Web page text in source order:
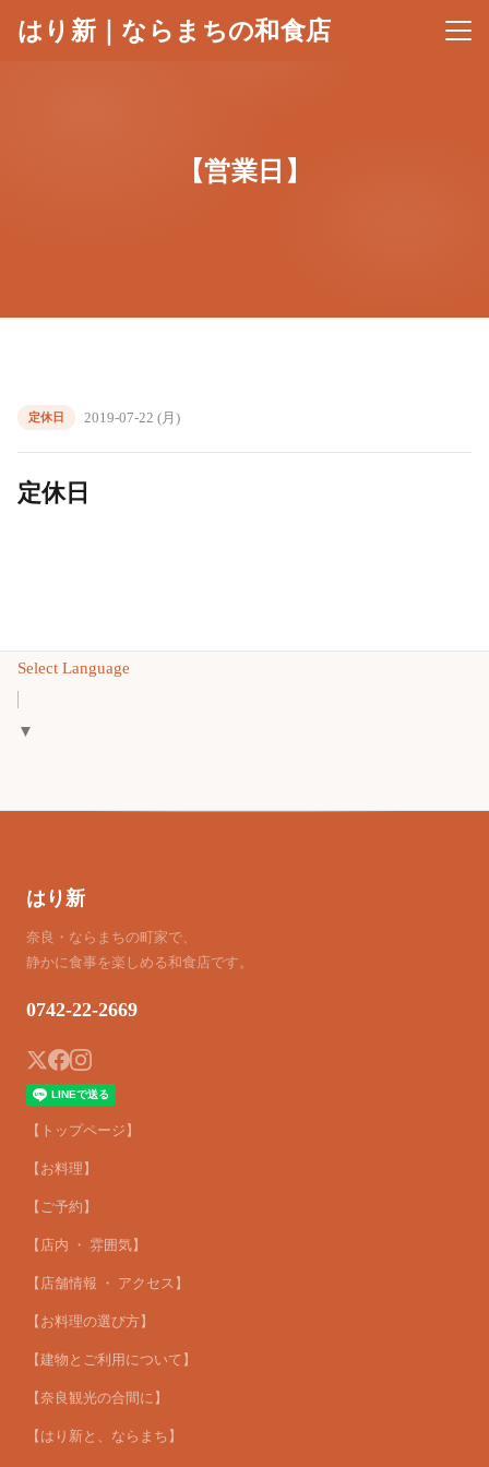
はり新｜ならまちの和食店 メニ
【営業日】
定休日 2019-07-22 (月)
定休日
Select Language
▼
はり新
奈良・ならまちの町家で、
静かに食事を楽しめる和食店です。
0742-22-2669
【トップページ】
【お料理】
【ご予約】
【店内 ・ 雰囲気】
【店舗情報 ・ アクセス】
【お料理の選び方】
【建物とご利用について】
【奈良観光の合間に】
【はり新と、ならまち】